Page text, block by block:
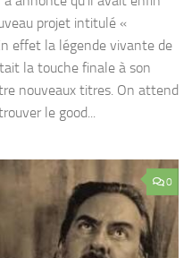
projet intitulé «
effet la légende vivante de
la touche finale à son
nouveaux titres. On attend
le good...
0